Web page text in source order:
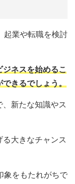
起業や転職を検討
ネスを始めるこ
きるでしょう。
新たな知識やス
大きなチャンス
象をもたれがちで